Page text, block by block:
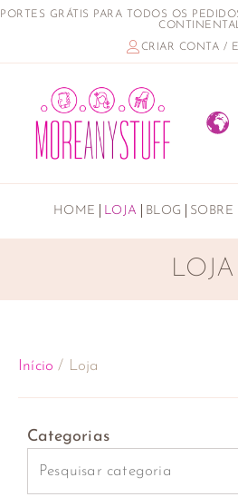
PORTES GRÁTIS PARA TODOS OS
CRIAR CONTA /
HOME LOJA BLOG
LOJA
Início / Loja
Categorias